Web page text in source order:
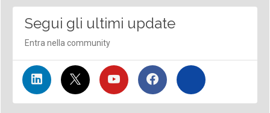
Segui gli ultimi update
Entra nella community